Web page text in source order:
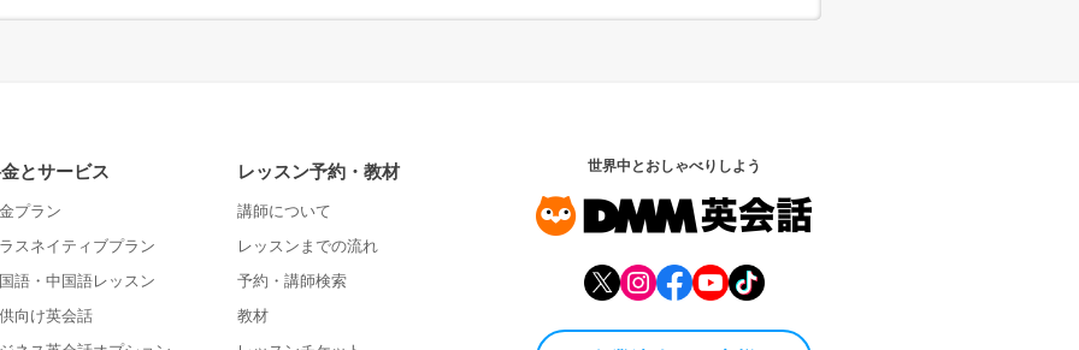
とサービス
プラン
スネイティブプラン
語・中国語レッスン
向け英会話
レッスン予約・教材
講師について
レッスンまでの流れ
予約・講師検索
教材
世界中とおしゃべりしよう